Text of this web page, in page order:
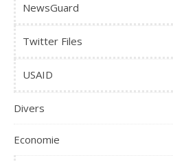
NewsGuard
Twitter Files
USAID
Divers
Economie